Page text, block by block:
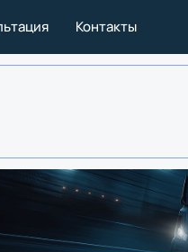
Контакты